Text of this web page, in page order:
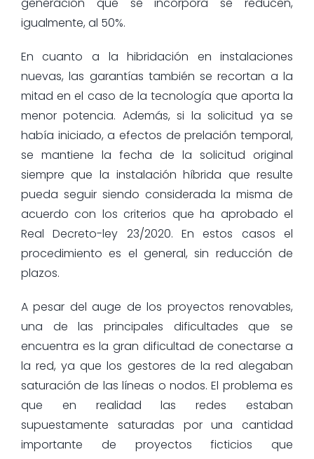
generación que se incorpora se reducen,
igualmente, al 50%.
En cuanto a la hibridación en instalaciones
nuevas, las garantías también se recortan a la
mitad en el caso de la tecnología que aporta la
menor potencia. Además, si la solicitud ya se
había iniciado, a efectos de prelación temporal,
se mantiene la fecha de la solicitud original
siempre que la instalación híbrida que resulte
pueda seguir siendo considerada la misma de
acuerdo con los criterios que ha aprobado el
Real Decreto-ley 23/2020. En estos casos el
procedimiento es el general, sin reducción de
plazos.
A pesar del auge de los proyectos renovables,
una de las principales dificultades que se
encuentra es la gran dificultad de conectarse a
la red, ya que los gestores de la red alegaban
saturación de las líneas o nodos. El problema es
que en realidad las redes estaban
supuestamente saturadas por una cantidad
importante de proyectos ficticios que